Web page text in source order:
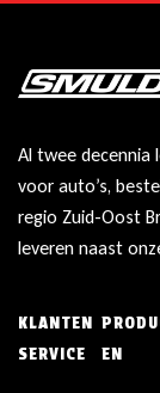
Al twee decennia
voor auto’s,
regio Zuid-Oost
leveren naast
KLANTEN
SERVICE
EN